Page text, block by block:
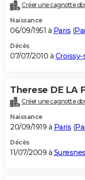
Créer une cagnotte
Naissance
06/09/1951 à Paris (
Décès
07/07/2010 à
Therese DE LA
Créer une cagnotte
Naissance
20/09/1919 à Paris (
Décès
11/07/2009 à Suresnes